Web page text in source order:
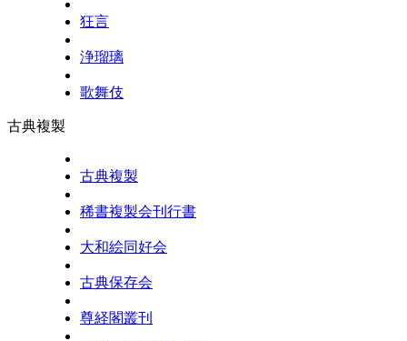
狂言
浄瑠璃
歌舞伎
古典複製
古典複製
稀書複製会刊行書
大和絵同好会
古典保存会
尊経閣叢刊